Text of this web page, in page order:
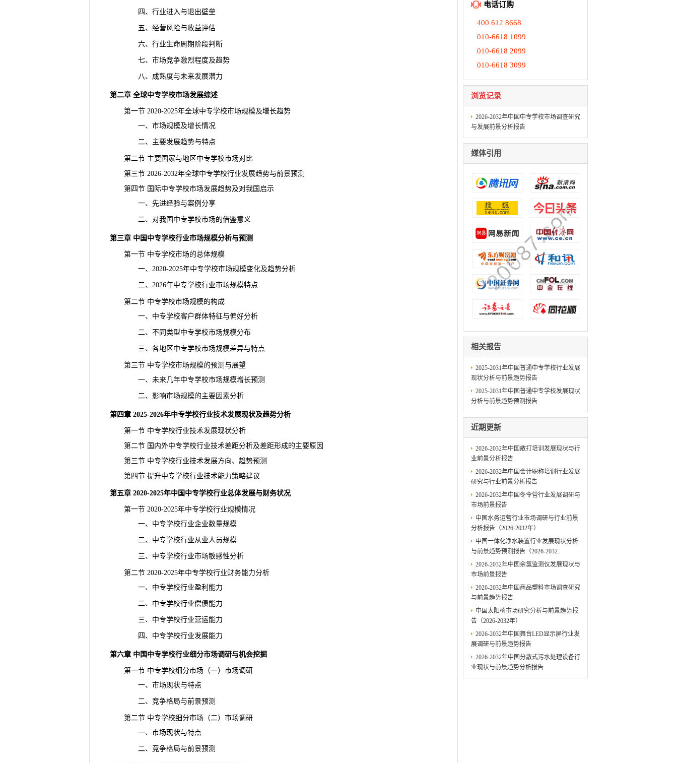
四、行业进入与退出壁垒
五、经营风险与收益评估
六、行业生命周期阶段判断
七、市场竞争激烈程度及趋势
八、成熟度与未来发展潜力
第二章 全球中专学校市场发展综述
第一节 2020-2025年全球中专学校市场规模及增长趋势
一、市场规模及增长情况
二、主要发展趋势与特点
第二节 主要国家与地区中专学校市场对比
第三节 2026-2032年全球中专学校行业发展趋势与前景预测
第四节 国际中专学校市场发展趋势及对我国启示
一、先进经验与案例分享
二、对我国中专学校市场的借鉴意义
第三章 中国中专学校行业市场规模分析与预测
第一节 中专学校市场的总体规模
一、2020-2025年中专学校市场规模变化及趋势分析
二、2026年中专学校行业市场规模特点
第二节 中专学校市场规模的构成
一、中专学校客户群体特征与偏好分析
二、不同类型中专学校市场规模分布
三、各地区中专学校市场规模差异与特点
第三节 中专学校市场规模的预测与展望
一、未来几年中专学校市场规模增长预测
二、影响市场规模的主要因素分析
第四章 2025-2026年中专学校行业技术发展现状及趋势分析
第一节 中专学校行业技术发展现状分析
第二节 国内外中专学校行业技术差距分析及差距形成的主要原因
第三节 中专学校行业技术发展方向、趋势预测
第四节 提升中专学校行业技术能力策略建议
第五章 2020-2025年中国中专学校行业总体发展与财务状况
第一节 2020-2025年中专学校行业规模情况
一、中专学校行业企业数量规模
二、中专学校行业从业人员规模
三、中专学校行业市场敏感性分析
第二节 2020-2025年中专学校行业财务能力分析
一、中专学校行业盈利能力
二、中专学校行业偿债能力
三、中专学校行业营运能力
四、中专学校行业发展能力
第六章 中国中专学校行业细分市场调研与机会挖掘
第一节 中专学校细分市场（一）市场调研
一、市场现状与特点
二、竞争格局与前景预测
第二节 中专学校细分市场（二）市场调研
一、市场现状与特点
二、竞争格局与前景预测
电话订购
400 612 8668
010-6618 1099
010-6618 2099
010-6618 3099
浏览记录
2026-2032年中国中专学校市场调查研究
与发展前景分析报告
媒体引用
相关报告
2025-2031年中国普通中专学校行业发展
现状分析与前景趋势报告
2025-2031年中国普通中专学校发展现状
分析与前景趋势预测报告
近期更新
2026-2032年中国散打培训发展现状与行
业前景分析报告
2026-2032年中国会计职称培训行业发展
研究与行业前景分析报告
2026-2032年中国冬令营行业发展调研与
市场前景报告
中国水务运营行业市场调研与行业前景
分析报告（2026-2032年）
中国一体化净水装置行业发展现状分析
与前景趋势预测报告（2026-2032..
2026-2032年中国余氯监测仪发展现状与
市场前景报告
2026-2032年中国商品塑料市场调查研究
与前景趋势报告
中国太阳椅市场研究分析与前景趋势报
告（2026-2032年）
2026-2032年中国舞台LED显示屏行业发
展调研与前景趋势报告
2026-2032年中国分散式污水处理设备行
业现状与前景趋势分析报告